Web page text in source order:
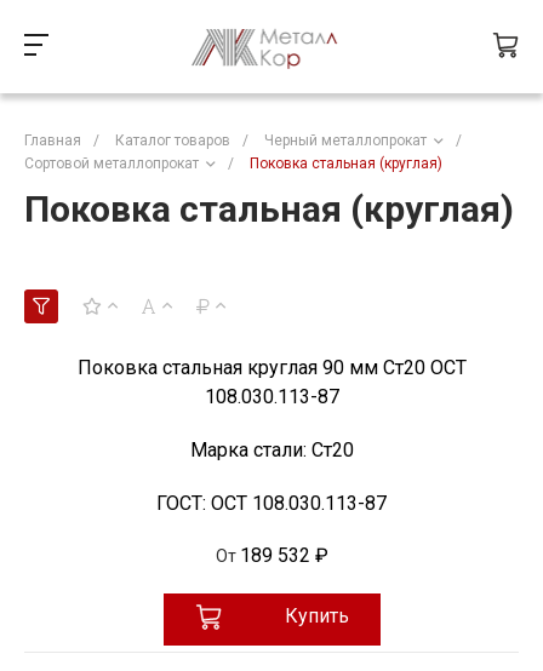
Главная / Каталог товаров / Черный металлопрокат
/
Сортовой металлопрокат
/ Поковка стальная (круглая)
Поковка стальная (круглая)
Поковка стальная круглая 90 мм Ст20 ОСТ
108.030.113-87
Марка стали: Ст20
ГОСТ: ОСТ 108.030.113-87
От 189 532 ₽
Купить